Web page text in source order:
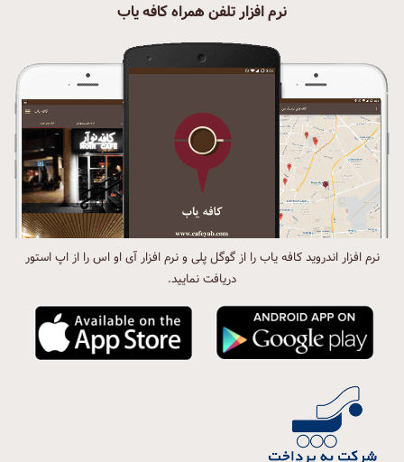
نرم افزار تلفن همراه کافه یاب
نرم افزار اندروید کافه یاب را از گوگل پلی و نرم افزار آی او اس را از اپ استور
دریافت نمایید.